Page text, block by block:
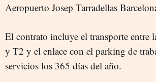
Aeropuerto Josep Tarradellas
El contrato incluye el transporte entre
y T2 y el enlace con el parking de
servicios los 365 días del año.